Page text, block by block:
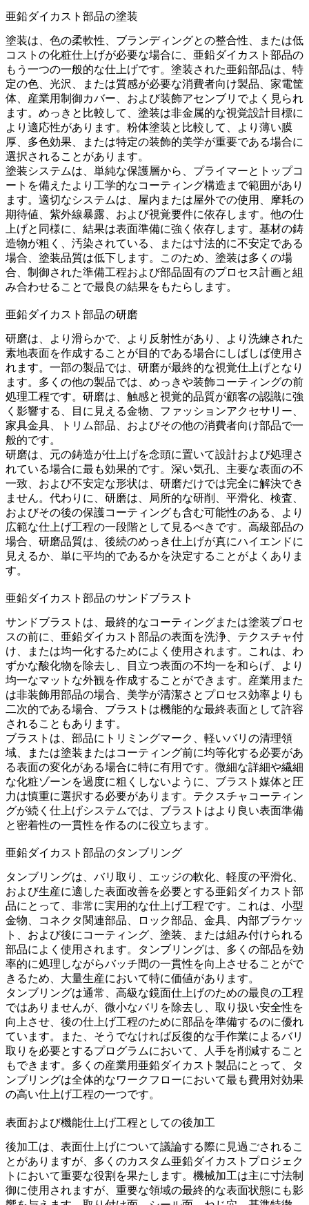
亜鉛ダイカスト部品の塗装
塗装は、色の柔軟性、ブランディングとの整合性、または低
コストの化粧仕上げが必要な場合に、亜鉛ダイカスト部品の
もう一つの一般的な仕上げです。塗装された亜鉛部品は、特
定の色、光沢、または質感が必要な消費者向け製品、家電筐
体、産業用制御カバー、および装飾アセンブリでよく見られ
ます。めっきと比較して、塗装は非金属的な視覚設計目標に
より適応性があります。粉体塗装と比較して、より薄い膜
厚、多色効果、または特定の装飾的美学が重要である場合に
選択されることがあります。
塗装システムは、単純な保護層から、プライマーとトップコ
ートを備えたより工学的なコーティング構造まで範囲があり
ます。適切なシステムは、屋内または屋外での使用、摩耗の
期待値、紫外線暴露、および視覚要件に依存します。他の仕
上げと同様に、結果は表面準備に強く依存します。基材の鋳
造物が粗く、汚染されている、または寸法的に不安定である
場合、塗装品質は低下します。このため、塗装は多くの場
合、制御された準備工程および部品固有のプロセス計画と組
み合わせることで最良の結果をもたらします。
亜鉛ダイカスト部品の研磨
研磨は、より滑らかで、より反射性があり、より洗練された
素地表面を作成することが目的である場合にしばしば使用さ
れます。一部の製品では、研磨が最終的な視覚仕上げとなり
ます。多くの他の製品では、めっきや装飾コーティングの前
処理工程です。研磨は、触感と視覚的品質が顧客の認識に強
く影響する、目に見える金物、ファッションアクセサリー、
家具金具、トリム部品、およびその他の消費者向け部品で一
般的です。
研磨は、元の鋳造が仕上げを念頭に置いて設計および処理さ
れている場合に最も効果的です。深い気孔、主要な表面の不
一致、および不安定な形状は、研磨だけでは完全に解決でき
ません。代わりに、研磨は、局所的な研削、平滑化、検査、
およびその後の保護コーティングも含む可能性のある、より
広範な仕上げ工程の一段階として見るべきです。高級部品の
場合、研磨品質は、後続のめっき仕上げが真にハイエンドに
見えるか、単に平均的であるかを決定することがよくありま
す。
亜鉛ダイカスト部品のサンドブラスト
サンドブラスト は、最終的なコーティングまたは塗装プロセ
スの前に、亜鉛ダイカスト部品の表面を洗浄、テクスチャ付
け、または均一化するためによく使用されます。これは、わ
ずかな酸化物を除去し、目立つ表面の不均一を和らげ、より
均一なマットな外観を作成することができます。産業用また
は非装飾用部品の場合、美学が清潔さとプロセス効率よりも
二次的である場合、ブラストは機能的な最終表面として許容
されることもあります。
ブラストは、部品にトリミングマーク、軽いバリの清理領
域、または塗装またはコーティング前に均等化する必要があ
る表面の変化がある場合に特に有用です。微細な詳細や繊細
な化粧ゾーンを過度に粗くしないように、ブラスト媒体と圧
力は慎重に選択する必要があります。テクスチャコーティン
グが続く仕上げシステムでは、ブラストはより良い表面準備
と密着性の一貫性を作るのに役立ちます。
亜鉛ダイカスト部品のタンブリング
タンブリングは、バリ取り、エッジの軟化、軽度の平滑化、
および生産に適した表面改善を必要とする亜鉛ダイカスト部
品にとって、非常に実用的な仕上げ工程です。これは、小型
金物、コネクタ関連部品、ロック部品、金具、内部ブラケッ
ト、および後にコーティング、塗装、または組み付けられる
部品によく使用されます。タンブリングは、多くの部品を効
率的に処理しながらバッチ間の一貫性を向上させることがで
きるため、大量生産において特に価値があります。
タンブリングは通常、高級な鏡面仕上げのための最良の工程
ではありませんが、微小なバリを除去し、取り扱い安全性を
向上させ、後の仕上げ工程のために部品を準備するのに優れ
ています。また、そうでなければ反復的な手作業によるバリ
取りを必要とするプログラムにおいて、人手を削減すること
もできます。多くの産業用亜鉛ダイカスト製品にとって、タ
ンブリングは全体的なワークフローにおいて最も費用対効果
の高い仕上げ工程の一つです。
表面および機能仕上げ工程としての後加工
後加工は、表面仕上げについて議論する際に見過ごされるこ
とがありますが、多くのカスタム亜鉛ダイカストプロジェク
トにおいて重要な役割を果たします。機械加工は主に寸法制
御に使用されますが、重要な領域の最終的な表面状態にも影